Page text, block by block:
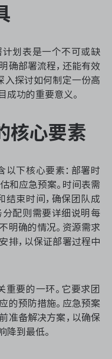
计划表是一个不可或缺
确部署流程，还能有效
入探讨如何制定一份高
成功的重要意义。
核心要素
下核心要素：部署时
和应急预案。时间表需
结束时间，确保团队成
分配则需要详细说明每
明确的情况。资源需求
排，以保证部署过程中
要的一环。它要求团
的预防措施。应急预案
准备解决方案，以确保
降到最低。